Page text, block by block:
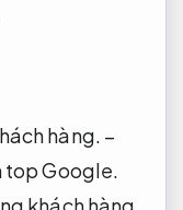
hàng. –
top Google.